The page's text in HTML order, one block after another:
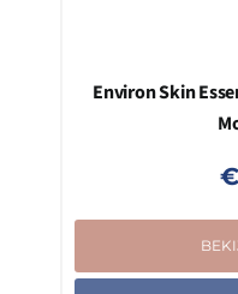
Environ Skin
€